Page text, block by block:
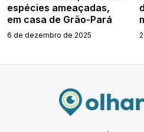
espécies ameaçadas,
em casa de Grão-Pará
6 de dezembro de 2025